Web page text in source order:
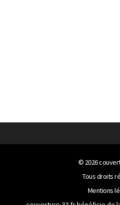
© 2026
Tous droits
Mentions